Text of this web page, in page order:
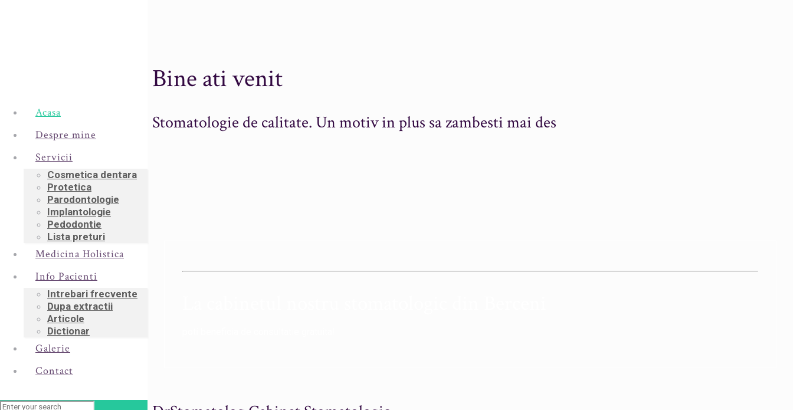
Acasa
Despre mine
Servicii
Cosmetica dentara
Protetica
Parodontologie
Implantologie
Pedodontie
Lista preturi
Medicina Holistica
Info Pacienti
Intrebari frecvente
Dupa extractii
Articole
Dictionar
Galerie
Contact
Bine ati venit
Stomatologie de calitate. Un motiv in plus sa zambesti mai des